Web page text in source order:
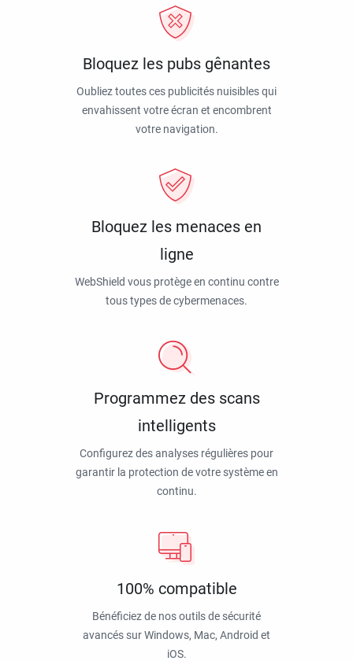
Bloquez les pubs gênantes
Oubliez toutes ces publicités nuisibles qui
envahissent votre écran et encombrent
votre navigation.
Bloquez les menaces en
ligne
WebShield vous protège en continu contre
tous types de cybermenaces.
Programmez des scans
intelligents
Configurez des analyses régulières pour
garantir la protection de votre système en
continu.
100% compatible
Bénéficiez de nos outils de sécurité
avancés sur Windows, Mac, Android et
iOS.